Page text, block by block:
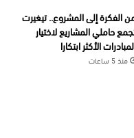
الفكرة إلى المشروع.. تيغيرت
حاملي المشاريع لاختيار
الأكثر ابتكارا
منذ 5 ساعات